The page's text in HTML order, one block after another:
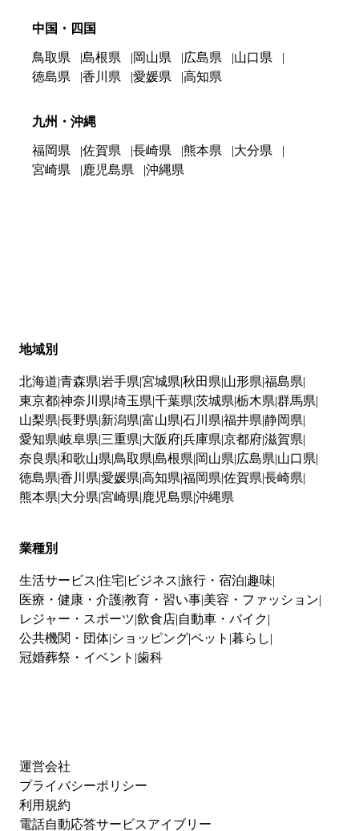
中国・四国
鳥取県 島根県 岡山県 広島県
山口県
徳島県
香川県 愛媛県 高知県
九州・沖縄
福岡県 佐賀県 長崎県 熊本県
大分県
宮崎県
鹿児島県 沖縄県
地域別
北海道 青森県 岩手県 宮城県 秋田県 山形県 福島県
東京都神奈川県 埼玉県 千葉県 茨城県 栃木県 群馬県
山梨県 長野県 新潟県 富山県 石川県 福井県 静岡県
愛知県 岐阜県 三重県 大阪府兵庫県 京都府滋賀県
奈良県 和歌山県 鳥取県 島根県 岡山県 広島県 山口県
徳島県 香川県 愛媛県 高知県 福岡県 佐賀県 長崎県
熊本県 大分県 宮崎県 鹿児島県 沖縄県
業種別
生活サービス 住宅 ビジネス 旅行・宿泊 趣味
医療・健康・介護教育・習い事 美容・ファッション
レジャー・スポーツ 飲食店 自動車・バイク
公共機関・団体 ショッピングペット 暮らし
冠婚葬祭・イベント 歯科
運営会社
プライバシーポリシー
利用規約
電話自動応答サービスアイブリー